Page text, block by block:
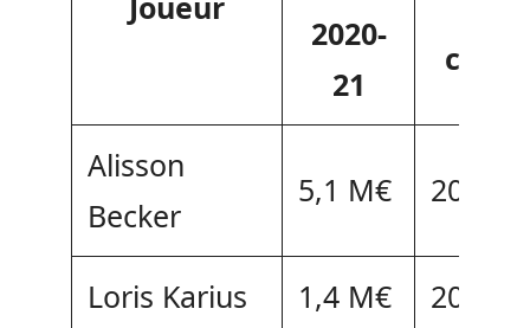
2020-
21
Alisson
Becker
5,1 M€ 2024
Loris Karius 1,4 M€
2022